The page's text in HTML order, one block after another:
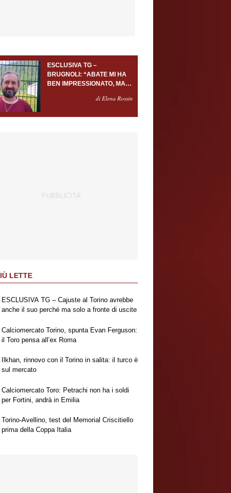
ESCLUSIVA TG –
BRUGNOLI: “ABATE MI HA
BEN IMPRESSIONATO, MA
PORTIERE SERVONOdi Elena Rossin
LETTE
ESCLUSIVA TG – Cajuste al Torino avrebbe
anche il suo perché ma solo a fronte di uscite
Calciomercato Torino, spunta Evan Ferguson:
il Toro pensa all’ex Roma
Ilkhan, rinnovo con il Torino in salita: il turco è
sul mercato
Calciomercato Toro: Petrachi non ha i soldi
per Fortini, andrà in Emilia
Torino-Avellino, test del Memorial Criscitiello
prima della Coppa Italia